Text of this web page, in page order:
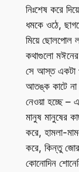
নিঃশেষ করে
ধমকে ওঠে,
মিয়ে ছোলপোল
কথাগুলো মঈনের
সে আস্ত একটা
আতঙ্ক কাটে
নেওয়া হচ্ছে –
মানুষ মানুষের
করে, হামলা-
করে, কিন্তু
কোনোদিন